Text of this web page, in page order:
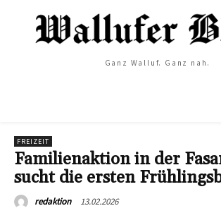
Ganz Walluf. Ganz nah.
FREIZEIT
Familienaktion in der
sucht die ersten
redaktion 13.02.2026